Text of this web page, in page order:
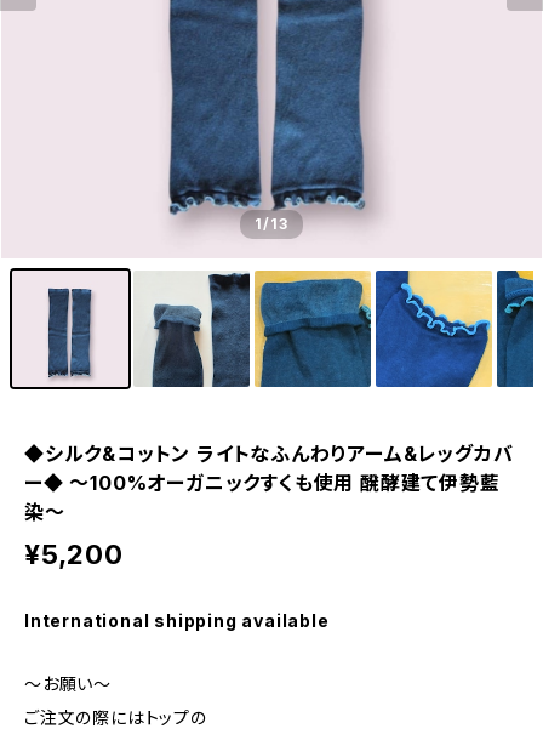
1/13
◆シルク&コットン ライトなふんわりアーム&レッグカバ
ー◆ 〜100%オーガニックすくも使用 醗酵建て伊勢藍
染～
¥5,200
International shipping available
～お願い～
ご注文の際にはトップの